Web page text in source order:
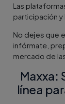
Las
participación y
No dejes que
infórmate,
mercado de
Maxxa:
línea